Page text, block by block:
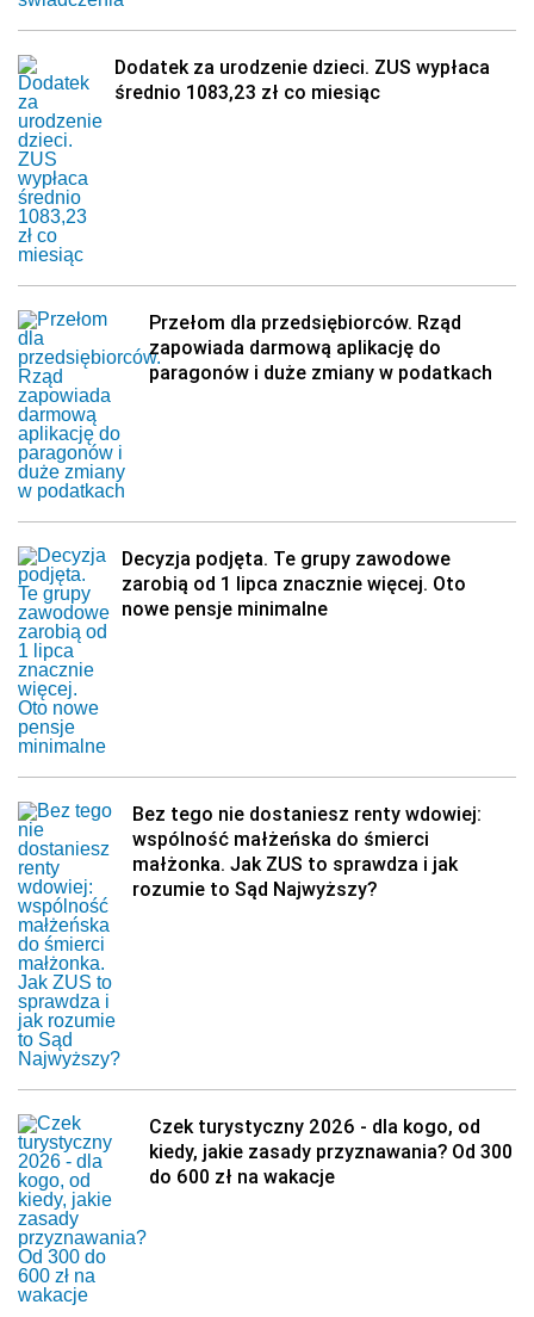
Dodatek za urodzenie dzieci. ZUS wypłaca
średnio 1083,23 zł co miesiąc
Przełom dla przedsiębiorców. Rząd
zapowiada darmową aplikację do
paragonów i duże zmiany w podatkach
Decyzja podjęta. Te grupy zawodowe
zarobią od 1 lipca znacznie więcej. Oto
nowe pensje minimalne
Bez tego nie dostaniesz renty wdowiej:
wspólność małżeńska do śmierci
małżonka. Jak ZUS to sprawdza i jak
rozumie to Sąd Najwyższy?
Czek turystyczny 2026 - dla kogo, od
kiedy, jakie zasady przyznawania? Od 300
do 600 zł na wakacje